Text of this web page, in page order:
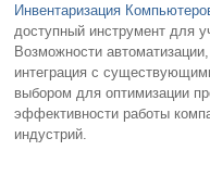
Инвентаризация
доступный инструмент для
Возможности
интеграция с
выбором для оптимизации
эффективности работы
индустрий.